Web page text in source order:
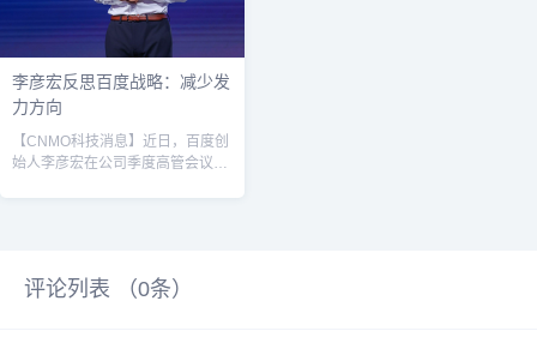
李彦宏反思百度战略：减少发
力方向
【CNMO科技消息】近日，百度创
始人李彦宏在公司季度高管会议上
斗。在演讲中，李彦宏指出，百度
评论列表 （0条）